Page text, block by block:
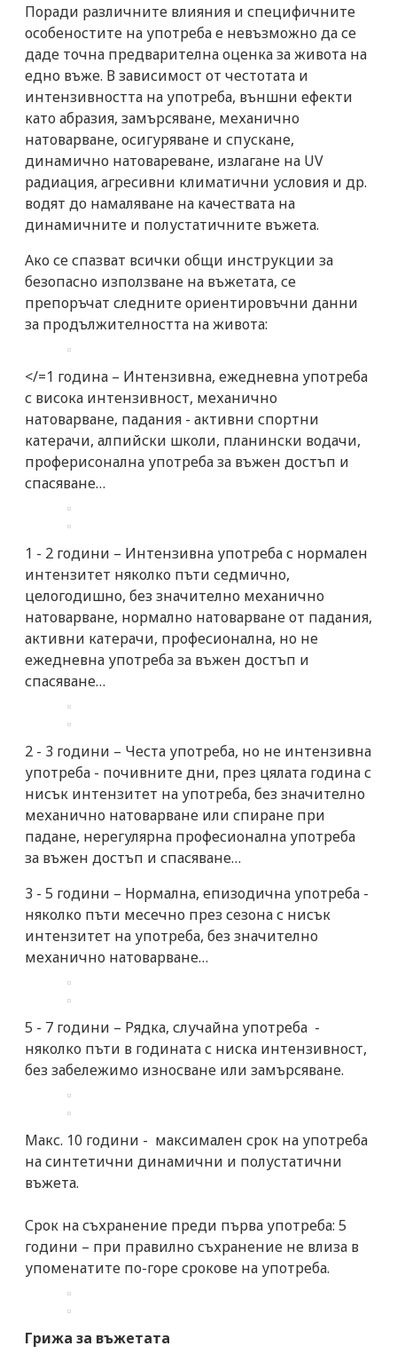
Поради различните влияния и специфичните
особеностите на употреба е невъзможно да се
даде точна предварителна оценка за живота на
едно въже. В зависимост от честотата и
интензивността на употреба, външни ефекти
като абразия, замърсяване, механично
натоварване, осигуряване и спускане,
динамично натовареване, излагане на UV
радиация, агресивни климатични условия и др.
водят до намаляване на качествата на
динамичните и полустатичните въжета.
Ако се спазват всички общи инструкции за
безопасно използване на въжетата, се
препоръчат следните ориентировъчни данни
за продължителността на живота:
</=1 година – Интензивна, ежедневна употреба
с висока интензивност, механично
натоварване, падания - активни спортни
катерачи, алпийски школи, планински водачи,
проферисонална употреба за въжен достъп и
спасяване…
1 - 2 години – Интензивна употреба с нормален
интензитет няколко пъти седмично,
целогодишно, без значително механично
натоварване, нормално натоварване от падания,
активни катерачи, професионална, но не
ежедневна употреба за въжен достъп и
спасяване…
2 - 3 години – Честа употреба, но не интензивна
употреба - почивните дни, през цялата година с
нисък интензитет на употреба, без значително
механично натоварване или спиране при
падане, нерегулярна професионална употреба
за въжен достъп и спасяване…
3 - 5 години – Нормална, епизодична употреба -
няколко пъти месечно през сезона с нисък
интензитет на употреба, без значително
механично натоварване…
5 - 7 години – Рядка, случайна употреба -
няколко пъти в годината с ниска интензивност,
без забележимо износване или замърсяване.
Макс. 10 години - максимален срок на употреба
на синтетични динамични и полустатични
въжета.
Срок на съхранение преди първа употреба: 5
години – при правилно съхранение не влиза в
упоменатите по-горе срокове на употреба.
Грижа за въжетата